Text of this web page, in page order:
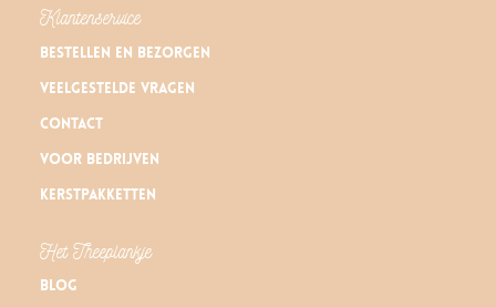
Klantenservice
Bestellen en bezorgen
Veelgestelde vragen
Contact
Voor bedrijven
Kerstpakketten
Het Theeplankje
Blog